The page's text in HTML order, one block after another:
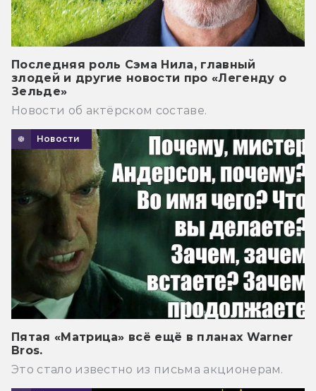
Последняя роль Сэма Нила, главный
злодей и другие новости про «Легенду о
Зельде»
Новости об актёрском составе.
Новости
Пятая «Матрица» всё ещё в планах Warner
Bros.
Это стало известно из письма акционерам.